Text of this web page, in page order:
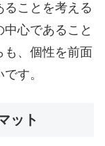
ことを考える
心であること
、個性を前面
す。
ット